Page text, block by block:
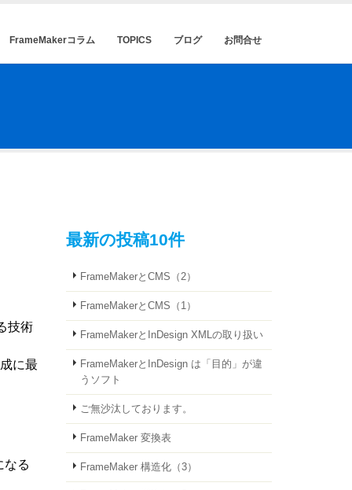
FrameMakerコラム TOPICS ブログ お問合せ
技術
に最
なる
最新の投稿10件
FrameMakerとCMS（2）
FrameMakerとCMS（1）
FrameMakerとInDesign XMLの取り扱い
FrameMakerとInDesign は「目的」が違
うソフト
ご無沙汰しております。
FrameMaker 変換表
FrameMaker 構造化（3）